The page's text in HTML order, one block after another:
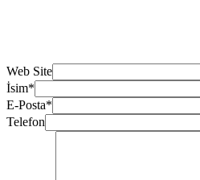
Web Site
İsim*
E-Posta*
Telefon